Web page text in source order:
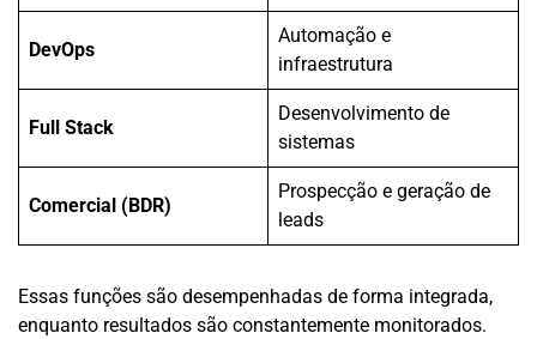
DevOps
Automação e
infraestrutura
Full Stack
Desenvolvimento de
sistemas
Comercial (BDR)
Prospecção e geração de
leads
Essas funções são desempenhadas de forma integrada,
enquanto resultados são constantemente monitorados.